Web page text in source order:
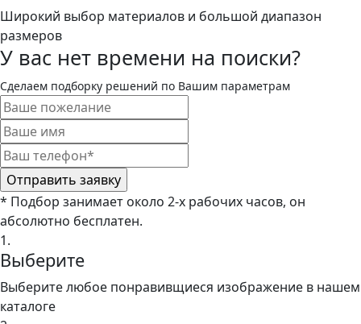
Широкий выбор материалов и большой диапазон
размеров
У вас нет времени на поиски?
Сделаем подборку решений по Вашим параметрам
* Подбор занимает около 2-х рабочих часов, он
абсолютно бесплатен.
1.
Выберите
Выберите любое понравивщиеся изображение в нашем
каталоге